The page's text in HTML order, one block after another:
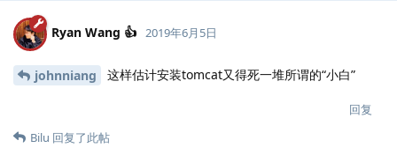
Ryan Wang 👍 2019年6月5日
johnniang 这样估计安装tomcat又得死一堆所谓的“小白”
回复
Bilu 回复了此帖